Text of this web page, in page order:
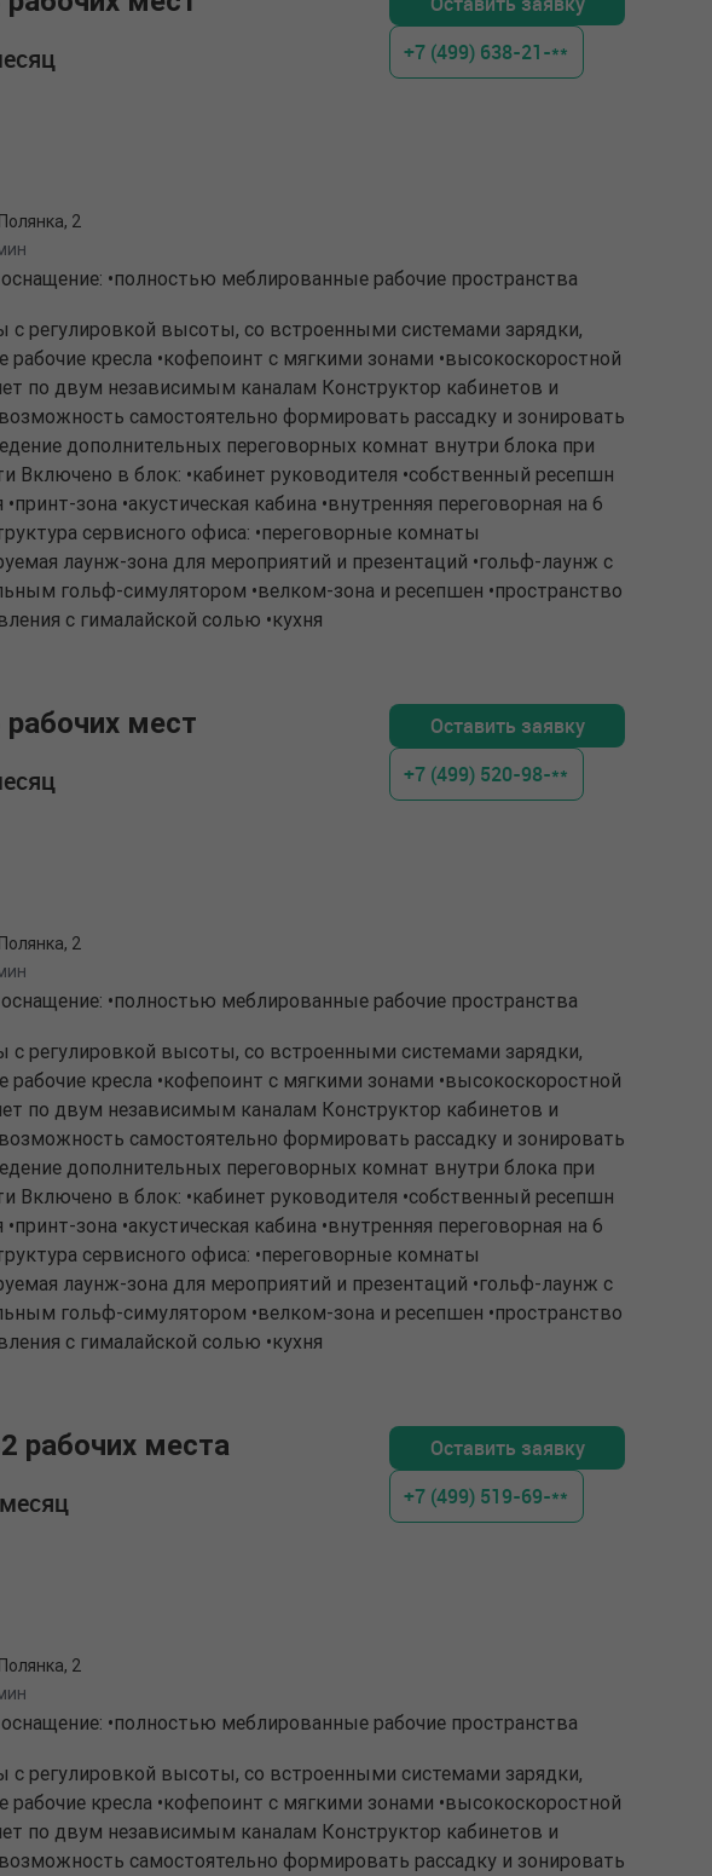
2
•полностью меблированные рабочие пространства
с регулировкой высоты, со встроенными системами зарядки,
рабочие кресла •кофепоинт с мягкими зонами •высокоскоростной
по двум независимым каналам Конструктор кабинетов и
самостоятельно формировать рассадку и зонировать
дополнительных переговорных комнат внутри блока при
Включено в блок: •кабинет руководителя •собственный ресепшн
•принт-зона •акустическая кабина •внутренняя переговорная на 6
сервисного офиса: •переговорные комнаты
лаунж-зона для мероприятий и презентаций •гольф-лаунж с
гольф-симулятором •велком-зона и ресепшен •пространство
с гималайской солью •кухня
+7 (499) 638-21-**
мест
2
•полностью меблированные рабочие пространства
с регулировкой высоты, со встроенными системами зарядки,
рабочие кресла •кофепоинт с мягкими зонами •высокоскоростной
по двум независимым каналам Конструктор кабинетов и
самостоятельно формировать рассадку и зонировать
дополнительных переговорных комнат внутри блока при
Включено в блок: •кабинет руководителя •собственный ресепшн
•принт-зона •акустическая кабина •внутренняя переговорная на 6
сервисного офиса: •переговорные комнаты
лаунж-зона для мероприятий и презентаций •гольф-лаунж с
гольф-симулятором •велком-зона и ресепшен •пространство
с гималайской солью •кухня
Оставить заявку
+7 (499) 520-98-**
рабочих места
2
•полностью меблированные рабочие пространства
с регулировкой высоты, со встроенными системами зарядки,
рабочие кресла •кофепоинт с мягкими зонами •высокоскоростной
по двум независимым каналам Конструктор кабинетов и
самостоятельно формировать рассадку и зонировать
Оставить заявку
+7 (499) 519-69-**